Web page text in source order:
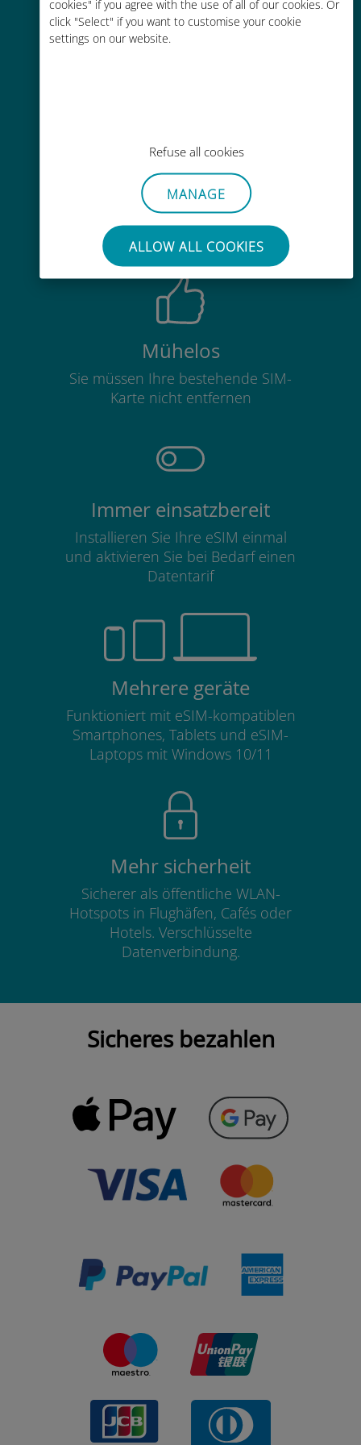
cookies" if you agree with the use of all of our cookies. Or
click "Select" if you want to customise your cookie
settings on our website.
Refuse all cookies
MANAGE
ALLOW ALL COOKIES
Kostengünstig
Bis zu 90 % günstiger als Roaming-
Einfaches Aufladen
Überall über die Ubigi-App, auch
ohne WLAN oder Datenguthaben
Mühelos
Sie müssen Ihre bestehende SIM-
Karte nicht entfernen
Immer einsatzbereit
Installieren Sie Ihre eSIM einmal
und aktivieren Sie bei Bedarf einen
Datentarif
Mehrere geräte
Funktioniert mit eSIM-kompatiblen
Smartphones, Tablets und eSIM-
Laptops mit Windows 10/11
Mehr sicherheit
Sicherer als öffentliche WLAN-
Hotspots in Flughäfen, Cafés oder
Hotels. Verschlüsselte
Datenverbindung.
Sicheres bezahlen